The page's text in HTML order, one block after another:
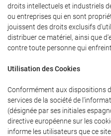
droits intellectuels et industriels
ou entreprises qui en sont
jouissent des droits exclusifs
distribuer ce matériel, ainsi que
contre toute personne qui
Utilisation des Cookies
Conformément aux dispositions
services de la société de
(désignée par ses initiales
directive européenne sur les
informe les utilisateurs que ce